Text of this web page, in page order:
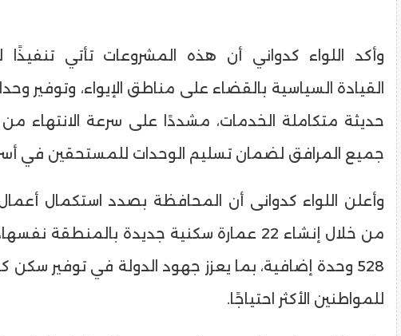
وأكد اللواء كدواني أن هذه المشروعات تأتي تنفيذًا
القيادة السياسية بالقضاء على مناطق الإيواء، وتوفير
حديثة متكاملة الخدمات، مشددًا على سرعة الانتهاء
جميع المرافق لضمان تسليم الوحدات للمستحقين في
وأعلن اللواء كدوانى أن المحافظة بصدد استكمال أعمال
من خلال إنشاء 22 عمارة سكنية جديدة بالمنطقة
528 وحدة إضافية، بما يعزز جهود الدولة في توفير سكن
للمواطنين الأكثر احتياجًا.